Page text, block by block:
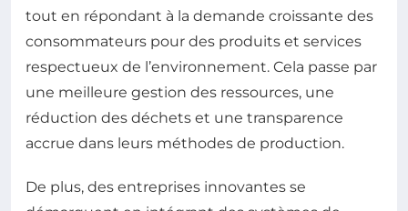
tout en répondant à la demande croissante des
consommateurs pour des produits et services
respectueux de l’environnement. Cela passe par
une meilleure gestion des ressources, une
réduction des déchets et une transparence
accrue dans leurs méthodes de production.
De plus, des entreprises innovantes se